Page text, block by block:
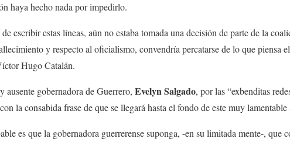
haya hecho nada por impedirlo.
escribir estas líneas, aún no estaba tomada una decisión de parte de la
y respecto al oficialismo, convendría percatarse de lo que piensa
Hugo Catalán.
ausente gobernadora de Guerrero, Evelyn Salgado, por las “exbenditas
la consabida frase de que se llegará hasta el fondo de este muy
es que la gobernadora guerrerense suponga, -en su limitada mente-, que